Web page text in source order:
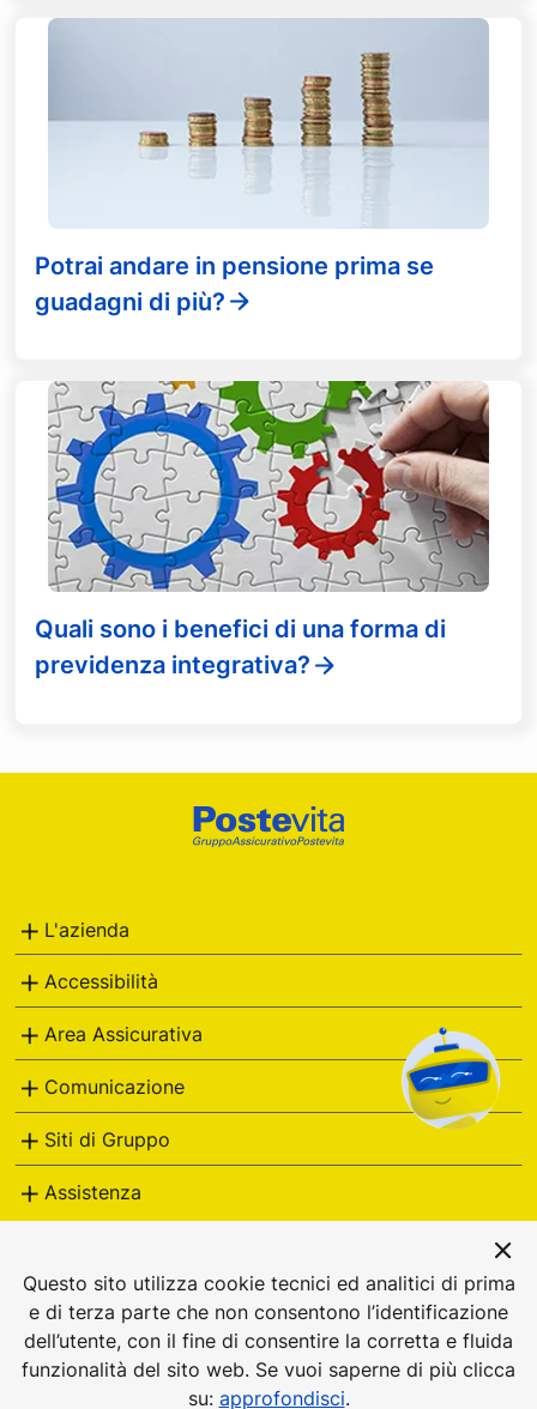
Potrai andare in pensione prima se
guadagni di più?
Quali sono i benefici di una forma di
previdenza integrativa?
L'azienda
Accessibilità
Area Assicurativa
Comunicazione
Siti di Gruppo
Assistenza
© Poste Vita S.p.A., Viale Europa, 190, 00144 ROMA PEC:
postevita@pec.postevita.it - P.I. 05927271006. Impresa
Questo sito utilizza cookie tecnici ed analitici di prima
e di terza parte che non consentono l’identificazione
dell’utente, con il fine di consentire la corretta e fluida
funzionalità del sito web. Se vuoi saperne di più clicca
su: approfondisci.